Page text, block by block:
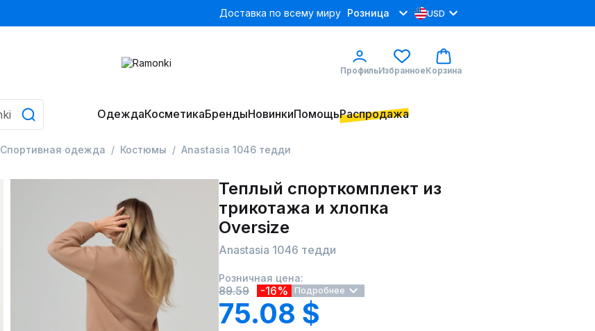
Доставка по всему миру Розница USD
ПрофильИзбранноеКорзина
ОдеждаКосметикаБрендыНовинкиПомощьРаспродажа
Спортивная одежда Костюмы Anastasia 1046 тедди
Теплый спорткомплект из
трикотажа и хлопка
Oversize
Anastasia 1046 тедди
Розничная цена:
89.59 -16% Подробнее
75.08 $